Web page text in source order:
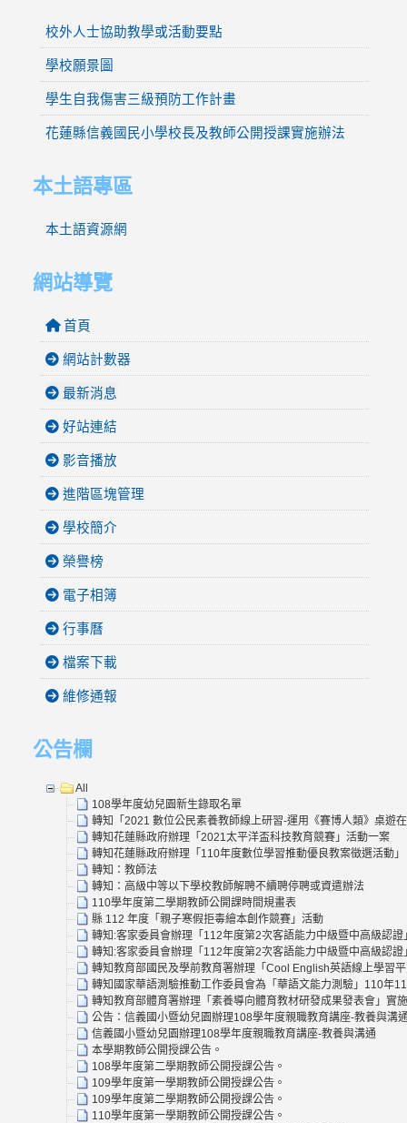
校外人士協助教學或活動要點
學校願景圖
學生自我傷害三級預防工作計畫
花蓮縣信義國民小學校長及教師公開授課實施辦法
本土語專區
本土語資源網
網站導覽
首頁
網站計數器
最新消息
好站連結
影音播放
進階區塊管理
學校簡介
榮譽榜
電子相簿
行事曆
檔案下載
維修通報
公告欄
All
108學年度幼兒園新生錄取名單
轉知「2021 數位公民素養教師線上研習-運用《賽博人類》桌遊
轉知花蓮縣政府辦理「2021太平洋盃科技教育競賽」活動一案
轉知花蓮縣政府辦理「110年度數位學習推動優良教案徵選活動」
轉知：教師法
轉知：高級中等以下學校教師解聘不續聘停聘或資遣辦法
110學年度第二學期教師公開課時間規畫表
縣 112 年度「親子寒假拒毒繪本創作競賽」活動
轉知:客家委員會辦理「112年度第2次客語能力中級暨中高級認
轉知:客家委員會辦理「112年度第2次客語能力中級暨中高級認
轉知教育部國民及學前教育署辦理「Cool English英語線上學習
轉知國家華語測驗推動工作委員會為「華語文能力測驗」110年
轉知教育部體育署辦理「素養導向體育教材研發成果發表會」實
公告：信義國小暨幼兒園辦理108學年度親職教育講座-教養與溝
信義國小暨幼兒園辦理108學年度親職教育講座-教養與溝通
本學期教師公開授課公告。
108學年度第二學期教師公開授課公告。
109學年度第一學期教師公開授課公告。
109學年度第二學期教師公開授課公告。
110學年度第一學期教師公開授課公告。